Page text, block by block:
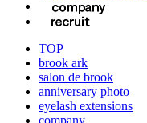
TOP
brook ark
salon de brook
anniversary photo
eyelash extensions
company